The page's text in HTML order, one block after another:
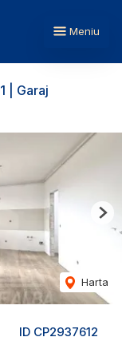
Meniu
| Garaj
ID CP2937612
Harta